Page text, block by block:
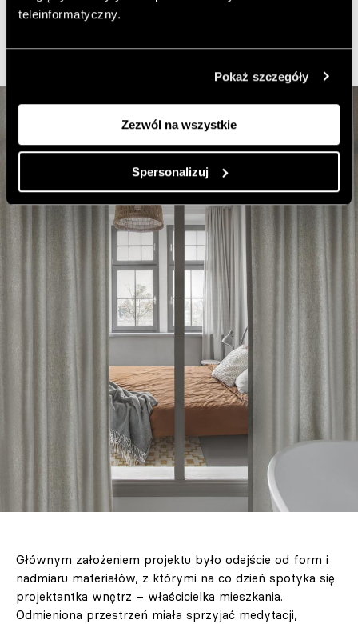
teleinformatyczny.
Pokaż szczegóły
Zezwól na wszystkie
Spersonalizuj
Głównym założeniem projektu było odejście od form i
nadmiaru materiałów, z którymi na co dzień spotyka się
projektantka wnętrz – właścicielka mieszkania.
Odmieniona przestrzeń miała sprzyjać medytacji,